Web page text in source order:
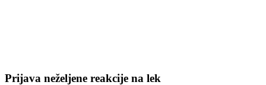
Prijava neželjene reakcije na lek